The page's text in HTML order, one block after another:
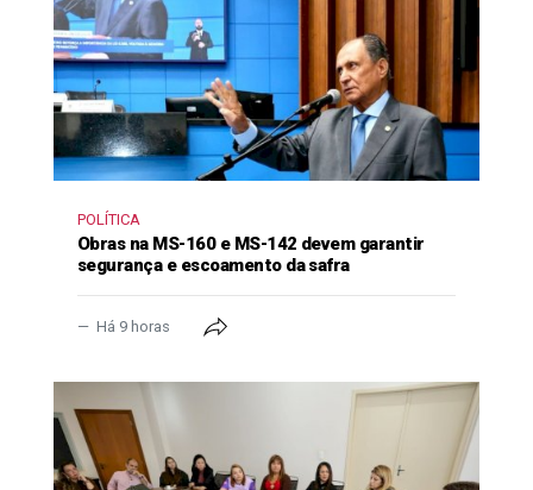
POLÍTICA
Obras na MS-160 e MS-142 devem garantir
segurança e escoamento da safra
Há 9 horas